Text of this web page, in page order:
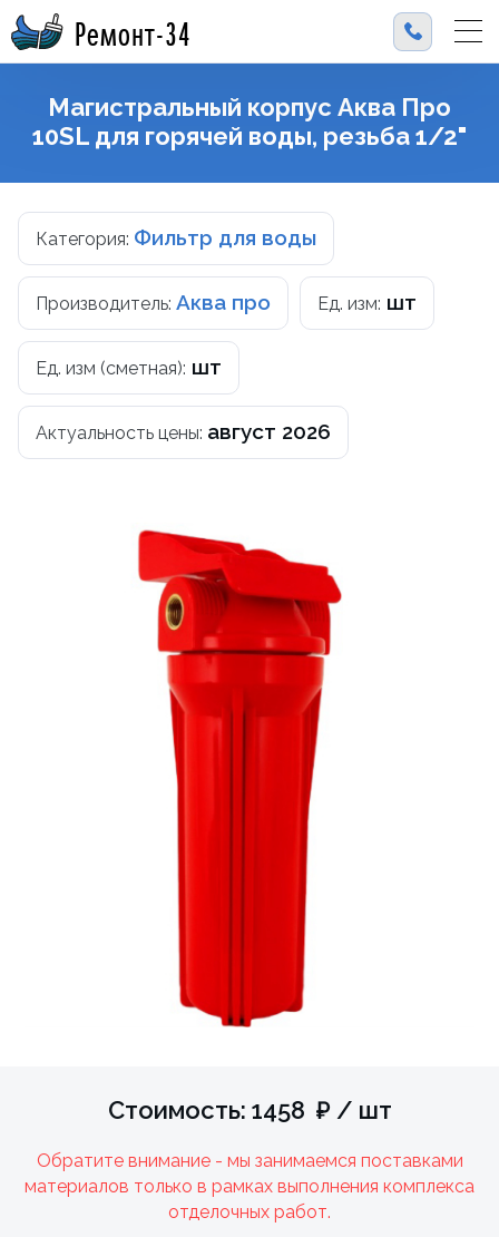
Ремонт-34
Магистральный корпус Аква Про
10SL для горячей воды, резьба 1/2"
Категория: Фильтр для воды
Производитель: Аква про Ед. изм: шт
Ед. изм (сметная): шт
Актуальность цены: август 2026
Стоимость: 1458 ₽ / шт
Обратите внимание - мы занимаемся поставками
материалов только в рамках выполнения комплекса
отделочных работ.